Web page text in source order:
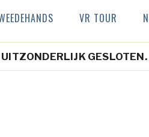
VR TOUR
GESLOTEN.